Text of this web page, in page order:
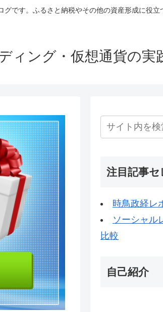
です。ふるさと納税やその他の資産形成に役立
ィング・仮想通貨の実
注目記事
時鳥政経レ
ソーシャル
比較
自己紹介